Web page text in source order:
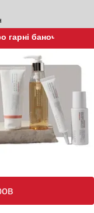
баночки, а про